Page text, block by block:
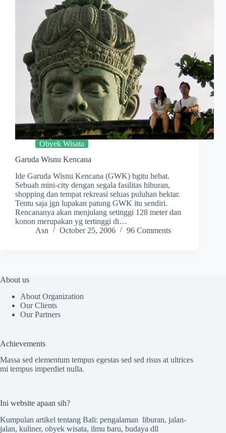
Obyek Wisata
Garuda Wisnu Kencana
Ide Garuda Wisnu Kencana (GWK) bgitu hebat.
Sebuah mini-city dengan segala fasilitas hiburan,
shopping dan tempat rekreasi seluas puluhan hektar.
Tentu saja jgn lupakan patung GWK itu sendiri.
Rencananya akan menjulang setinggi 128 meter dan
konon merupakan yg tertinggi di…
Asn
October 25, 2006 96 Comments
About us
About Organization
Our Clients
Our Partners
Achievements
Massa sed elementum tempus egestas sed sed risus at ultrices
mi tempus imperdiet nulla.
Ini website apaan sih?
Kumpulan artikel tentang Bali: pengalaman liburan, jalan-
jalan, kuliner, obyek wisata, ilmu baru, budaya dll